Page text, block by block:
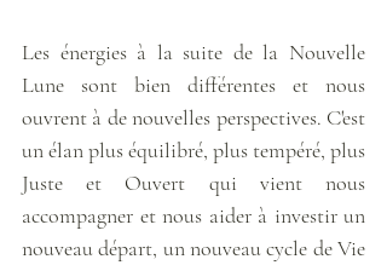
Les énergies à la suite de la Nouvelle
Lune sont bien différentes et nous
ouvrent à de nouvelles perspectives. C'est
un élan plus équilibré, plus tempéré, plus
Juste et Ouvert qui vient nous
accompagner et nous aider à investir un
nouveau départ, un nouveau cycle de Vie